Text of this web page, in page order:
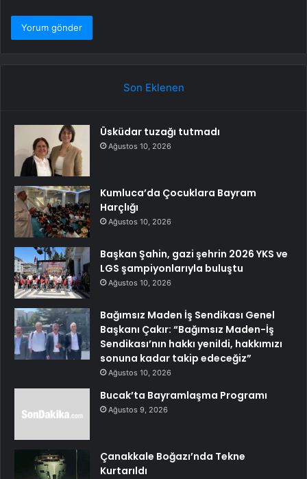
Son Eklenen
Üsküdar tuzağı tutmadı
Ağustos 10, 2026
Kumluca’da Çocuklara Bayram
Harçlığı
Ağustos 10, 2026
Başkan Şahin, gazi şehrin 2026 YKS ve
LGS şampiyonlarıyla buluştu
Ağustos 10, 2026
Bağımsız Maden İş Sendikası Genel
Başkanı Çakır: “Bağımsız Maden-İş
Sendikası’nın hakkı yenildi, hakkımızı
sonuna kadar takip edeceğiz”
Ağustos 10, 2026
Bucak’ta Bayramlaşma Programı
Ağustos 9, 2026
Çanakkale Boğazı’nda Tekne
Kurtarıldı